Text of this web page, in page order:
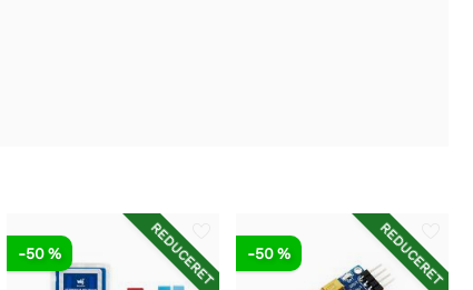
REDUCERET
-50 % REDUCERET
-50 %